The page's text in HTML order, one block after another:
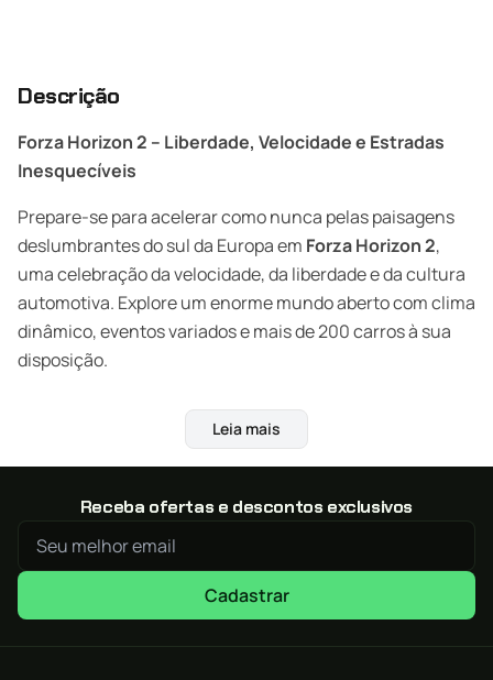
Descrição
Forza Horizon 2 – Liberdade, Velocidade e Estradas
Inesquecíveis
Prepare-se para acelerar como nunca pelas paisagens
deslumbrantes do sul da Europa em Forza Horizon 2,
uma celebração da velocidade, da liberdade e da cultura
automotiva. Explore um enorme mundo aberto com clima
dinâmico, eventos variados e mais de 200 carros à sua
disposição.
Compre agora Forza Horizon 2 na XGamestore e
economize até 40% com envio digital por e-mail!
estradas costeiras, vilarejos pitorescos e colinas
desafiadoras. Em Forza Horizon 2, cada curva, salto e
corrida conta uma nova história de adrenalina. O mundo
Leia mais
Receba ofertas e descontos exclusivos
Cadastrar